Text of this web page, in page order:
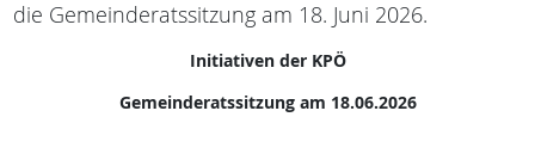
die Gemeinderatssitzung am 18. Juni 2026.
Initiativen der KPÖ
Gemeinderatssitzung am 18.06.2026